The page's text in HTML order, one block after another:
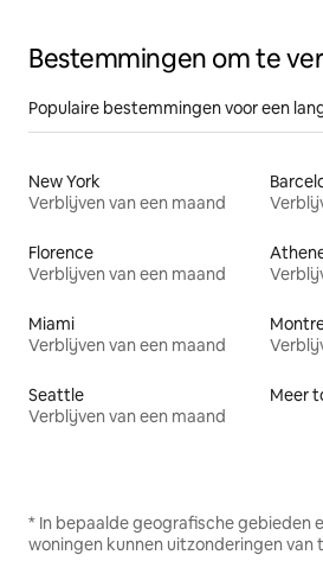
Bestemmingen om te
Populaire bestemmingen voor een
New York
Verblijven van een maand
Florence
Verblijven van een maand
Miami
Verblijven van een maand
Seattle
Verblijven van een maand
Meer
* In bepaalde geografische gebieden
woningen kunnen uitzonderingen van